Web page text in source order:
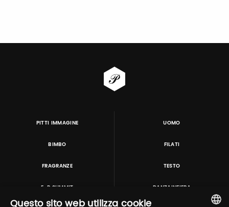
PITTI IMMAGINE UOMO
BIMBO FILATI
FRAGRANZE TESTO
E-P SUMMIT DANZAINFIERA
Questo sito web utilizza cookie